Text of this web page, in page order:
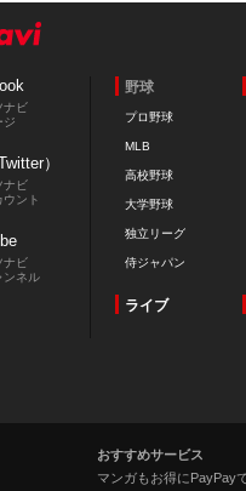
ナビ
ジ
）
ナビ
ント
ナビ
ンネル
野球
プロ野球
MLB
高校野球
大学野球
独立リーグ
侍ジャパン
ライブ
おすすめサービス
マンガもお得にPayPay